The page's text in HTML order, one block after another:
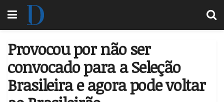
Provocou por não ser
convocado para a Seleção
Brasileira e agora pode voltar